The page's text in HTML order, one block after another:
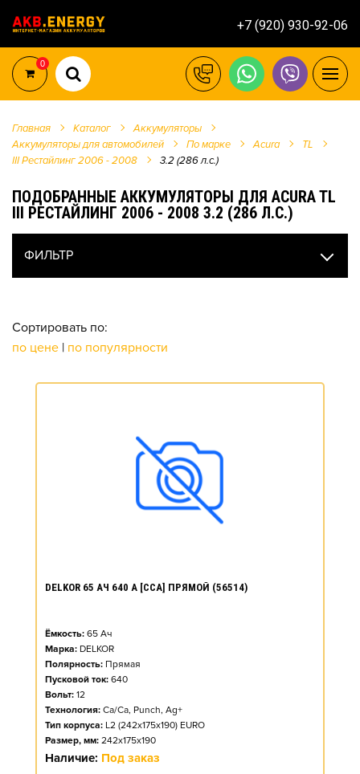
+7 (920) 930-92-06
0
Главная Каталог
Аккумуляторы
Аккумуляторы для автомобилей
По марке Acura
TL
III Рестайлинг 2006 - 2008
3.2 (286 л.с.)
ПОДОБРАННЫЕ АККУМУЛЯТОРЫ ДЛЯ ACURA TL
III РЕСТАЙЛИНГ 2006 - 2008 3.2 (286 Л.С.)
ФИЛЬТР
Сортировать по:
по цене | по популярности
DELKOR 65 АЧ 640 А [CCA] ПРЯМОЙ (56514)
Ёмкость: 65 Ач
Марка: DELKOR
Полярность: Прямая
Пусковой ток: 640
Вольт: 12
Технология: Ca/Ca, Punch, Ag+
Тип корпуса: L2 (242x175x190) EURO
Размер, мм: 242x175x190
Наличие: Под заказ